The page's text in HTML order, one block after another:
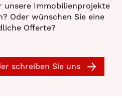
unsere Immobilienprojekte
Oder wünschen Sie eine
Offerte?
schreiben Sie uns